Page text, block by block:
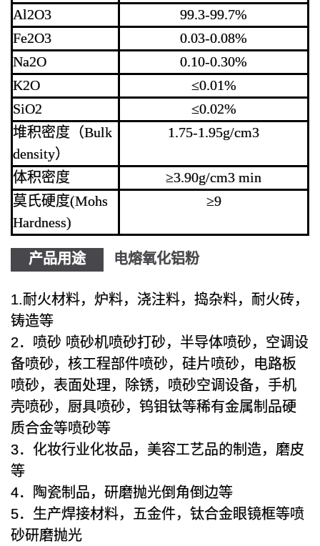
Al2O3
99.3-99.7%
Fe2O3
0.03-0.08%
Na2O
0.10-0.30%
K2O
≤0.01%
SiO2
≤0.02%
堆积密度（Bulk
density）
1.75-1.95g/cm3
体积密度
≥3.90g/cm3 min
莫氏硬度(Mohs
Hardness)
≥9
产品用途 电熔氧化铝粉
1.耐火材料，炉料，浇注料，捣杂料，耐火砖，
铸造等
2．喷砂 喷砂机喷砂打砂，半导体喷砂，空调设
备喷砂，核工程部件喷砂，硅片喷砂，电路板
喷砂，表面处理，除锈，喷砂空调设备，手机
壳喷砂，厨具喷砂，钨钼钛等稀有金属制品硬
质合金等喷砂等
3．化妆行业化妆品，美容工艺品的制造，磨皮
等
4．陶瓷制品，研磨抛光倒角倒边等
5．生产焊接材料，五金件，钛合金眼镜框等喷
砂研磨抛光